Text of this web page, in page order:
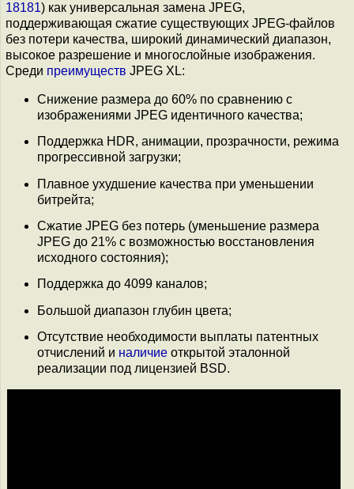
18181) как универсальная замена JPEG,
поддерживающая сжатие существующих JPEG-файлов
без потери качества, широкий динамический диапазон,
высокое разрешение и многослойные изображения.
Среди преимуществ JPEG XL:
Снижение размера до 60% по сравнению с
изображениями JPEG идентичного качества;
Поддержка HDR, анимации, прозрачности, режима
прогрессивной загрузки;
Плавное ухудшение качества при уменьшении
битрейта;
Сжатие JPEG без потерь (уменьшение размера
JPEG до 21% c возможностью восстановления
исходного состояния);
Поддержка до 4099 каналов;
Большой диапазон глубин цвета;
Отсутствие необходимости выплаты патентных
отчислений и наличие открытой эталонной
реализации под лицензией BSD.